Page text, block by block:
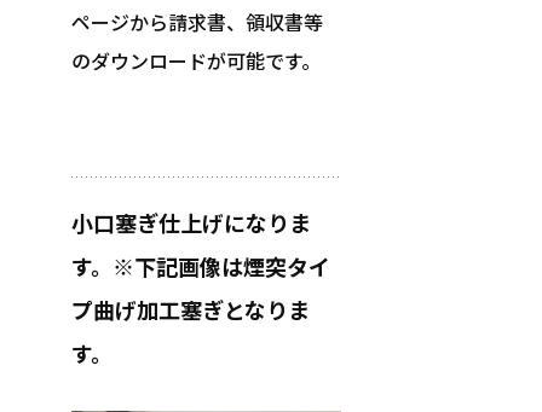
ページから請求書、領収書等
のダウンロードが可能です。
小口塞ぎ仕上げになりま
す。※下記画像は煙突タイ
プ曲げ加工塞ぎとなりま
す。